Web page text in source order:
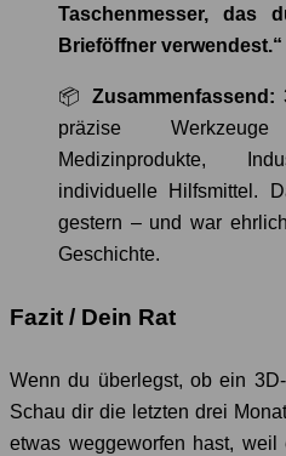
Taschenmesser, das
Brieföffner verwendest.“
📦 Zusammenfassend:
präzise
Medizinprodukte,
individuelle Hilfsmittel.
gestern – und war
Geschichte.
Fazit / Dein Rat
Wenn du überlegst, ob ein
Schau dir die letzten drei
etwas weggeworfen hast,